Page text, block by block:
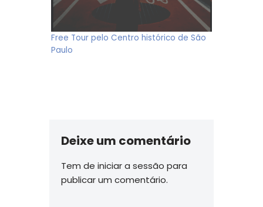
Free Tour pelo Centro histórico de São
Paulo
Deixe um comentário
Tem de iniciar a sessão para
publicar um comentário.